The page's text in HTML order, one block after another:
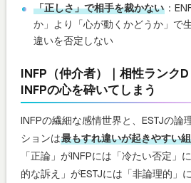
「正しさ」で相手を裁かない ：
か」より「心が動くかどうか」で
違いを否定しない
INFP（仲介者）｜相性ランク
INFPの心を砕いてしまう
INFPの繊細な感情世界と、ESTJの論
ションは最もすれ違いが起きやすい
「正論」がINFPには「冷たい否定」
的な訴え」がESTJには「非論理的」